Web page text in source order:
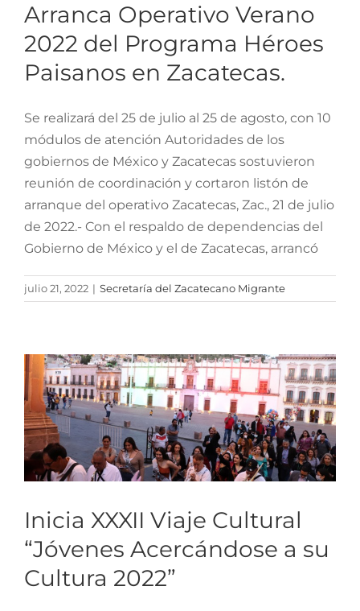
Arranca Operativo Verano
2022 del Programa Héroes
Paisanos en Zacatecas.
Se realizará del 25 de julio al 25 de agosto, con 10
módulos de atención Autoridades de los
gobiernos de México y Zacatecas sostuvieron
reunión de coordinación y cortaron listón de
arranque del operativo Zacatecas, Zac., 21 de julio
de 2022.- Con el respaldo de dependencias del
Gobierno de México y el de Zacatecas, arrancó
julio 21, 2022 | Secretaría del Zacatecano Migrante
Inicia XXXII Viaje Cultural
“Jóvenes Acercándose a
Inicia XXXII Viaje Cultural
“Jóvenes Acercándose a su
Cultura 2022”